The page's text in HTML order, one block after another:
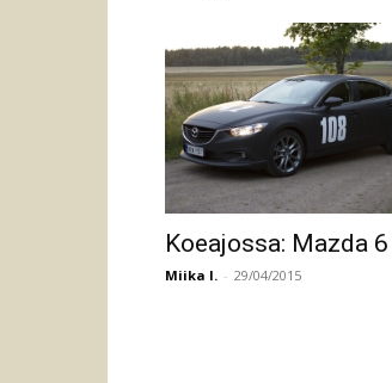
Koeajossa: Mazda
Miika I. - 29/04/2015